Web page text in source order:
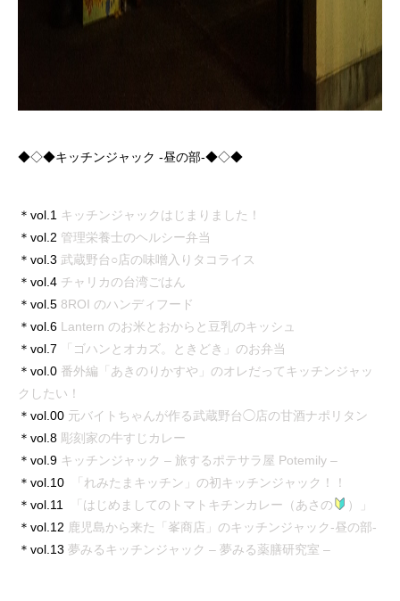
◆◇◆キッチンジャック -昼の部-◆◇◆
＊vol.1 キッチンジャックはじまりました！
＊vol.2 管理栄養士のヘルシー弁当
＊vol.3 武蔵野台○店の味噌入りタコライス
＊vol.4 チャリカの台湾ごはん
＊vol.5 8ROI のハンディフード
＊vol.6 Lantern のお米とおからと豆乳のキッシュ
＊vol.7
「ゴハンとオカズ。ときどき」のお弁当
＊vol.0 番外編「あきのりかすや」のオレだってキッチンジャッ
クしたい！
＊vol.00 元バイトちゃんが作る武蔵野台◯店の甘酒ナポリタン
＊vol.8 彫刻家の牛すじカレー
＊vol.9 キッチンジャック – 旅するポテサラ屋 Potemily –
＊vol.10
「れみたまキッチン」の初キッチンジャック！！
＊vol.11
「はじめましてのトマトキチンカレー（あさの
）」
＊vol.12 鹿児島から来た「峯商店」のキッチンジャック-昼の部-
＊vol.13 夢みるキッチンジャック – 夢みる薬膳研究室 –